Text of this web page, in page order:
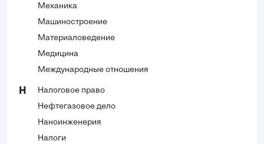
Механика
Машиностроение
Материаловедение
Медицина
Международные отношения
Н
Налоговое право
Нефтегазовое дело
Наноинженерия
Налоги